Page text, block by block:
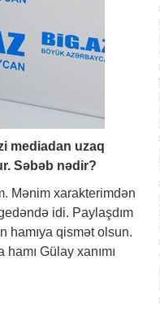
mediadan uzaq
Səbəb nədir?
Mənim xarakterimdən
idi. Paylaşdım
hamıya qismət olsun.
Gülay xanımı